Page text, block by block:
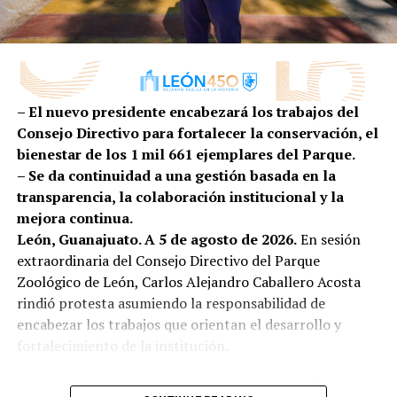
preparada para conquistar nuevos mercados.
el centro de las decisiones; es por ello que
transformamos la atención de la primera infancia de
una tarea social a una política pública efectiva”,
comentó.
Por su parte, la secretaria ejecutiva de SIPINNA León,
Alina Hernández, subrayó que garantizar entornos
adecuados para la lactancia es una responsabilidad
compartida entre gobierno, iniciativa privada,
instituciones y sociedad.
“La lactancia materna no es una responsabilidad
que deba recaer únicamente en las madres o en las
personas lactantes; es una tarea que requiere el
compromiso de toda la sociedad. Es el primer acto
de amor, de protección y de cuidado que fortalece un
– El nuevo presidente encabezará los trabajos del
Consejo Directivo para fortalecer la conservación, el
bienestar de los 1 mil 661 ejemplares del Parque.
– Se da continuidad a una gestión basada en la
transparencia, la colaboración institucional y la
mejora continua.
León, Guanajuato. A 5 de agosto de 2026.En sesión
extraordinaria del Consejo Directivo del Parque
Zoológico de León, Carlos Alejandro Caballero Acosta
rindió protesta asumiendo la responsabilidad de
encabezar los trabajos que orientan el desarrollo y
fortalecimiento de la institución.
Con esta designación, el Consejo Directivo reafirma su